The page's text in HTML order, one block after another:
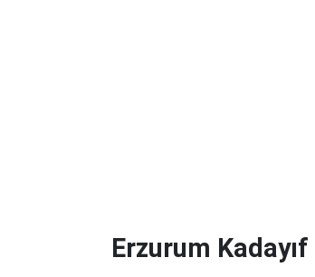
Erzurum